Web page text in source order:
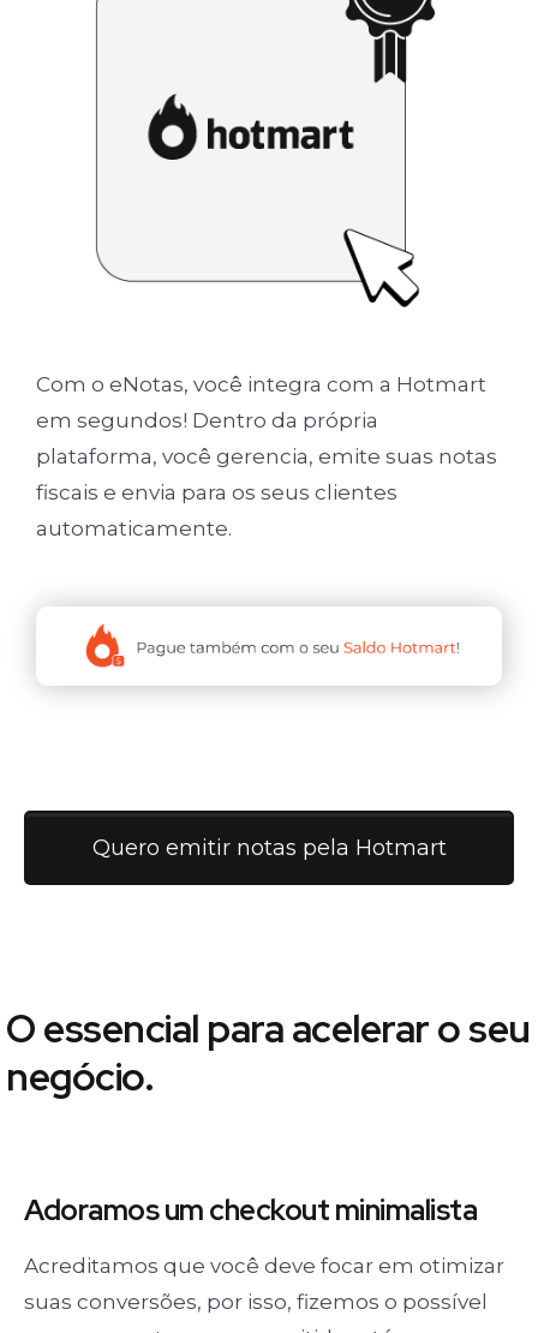
Com o eNotas, você integra com a Hotmart
em segundos! Dentro da própria
plataforma, você gerencia, emite suas notas
fiscais e envia para os seus clientes
automaticamente.
Quero emitir notas pela Hotmart
O essencial para acelerar o seu
negócio.
Adoramos umcheckout minimalista
Acreditamos que você deve focar em otimizar
suas conversões, por isso, fizemos o possível